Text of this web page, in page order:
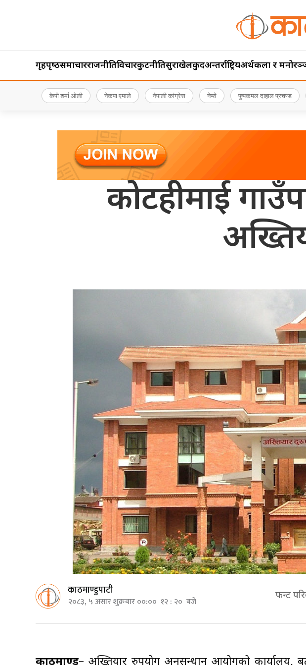
गृहपृष्‍ठसमाचारराजनीतिविचारकुटनीतिसुरक्षाखेलकुदअन्तर्राष्ट्रियअर्थकला र
केपी शर्मा ओली नेकपा एमाले नेपाली कांग्रेस नेप्से पुष्पकमल दाहाल प्रचण्ड
कोटहीमाई
काठमाण्डुपाटी
२०८३, ५ असार शुक्रबार ००:०० १२ : २० बजे फन्ट